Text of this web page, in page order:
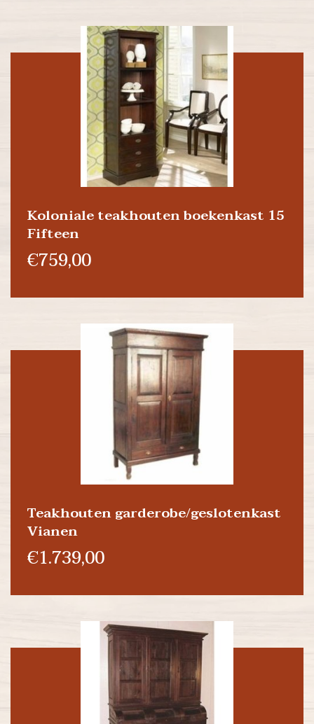
Koloniale teakhouten boekenkast 15
Fifteen
€759,00
Teakhouten garderobe/geslotenkast
Vianen
€1.739,00